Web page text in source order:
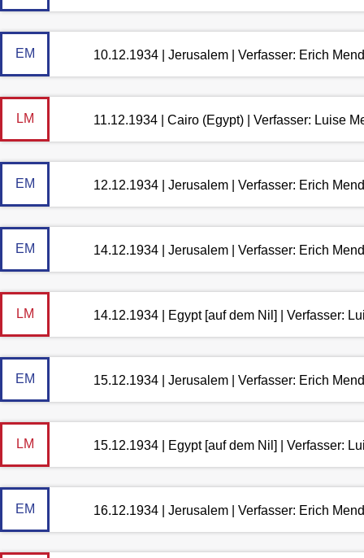
EM 10.12.1934 | Jerusalem | Verfasser: Erich
LM 11.12.1934 | Cairo (Egypt) | Verfasser: Luise
EM 12.12.1934 | Jerusalem | Verfasser: Erich
EM 14.12.1934 | Jerusalem | Verfasser: Erich
LM 14.12.1934 | Egypt [auf dem Nil] | Verfasser:
EM 15.12.1934 | Jerusalem | Verfasser: Erich
LM 15.12.1934 | Egypt [auf dem Nil] | Verfasser:
EM 16.12.1934 | Jerusalem | Verfasser: Erich